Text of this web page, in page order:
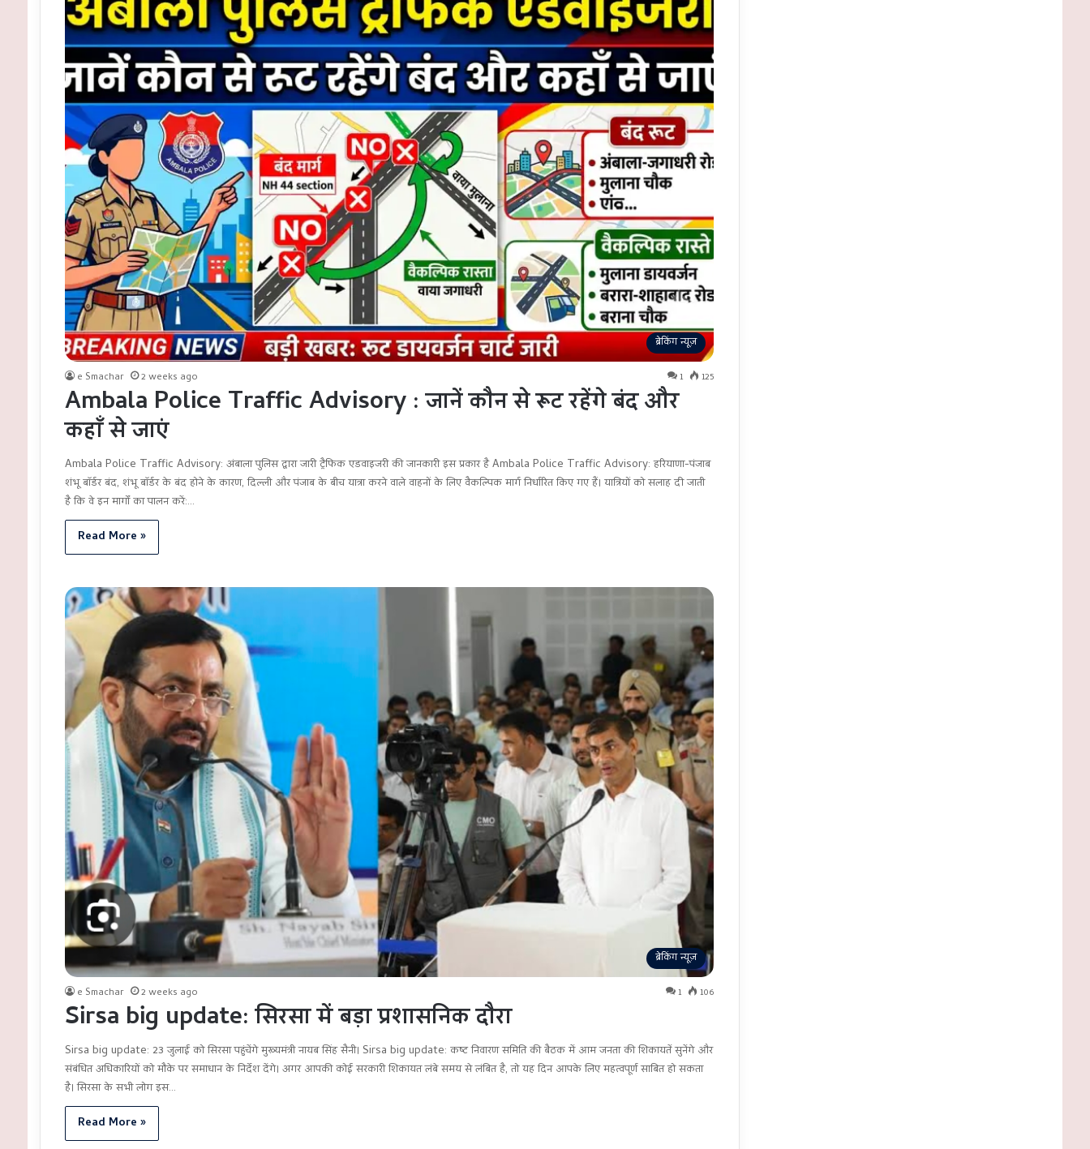
ब्रेकिंग न्यूज़
e Smachar 2 weeks ago 1 125
Ambala Police Traffic Advisory : जानें कौन से रूट रहेंगे बंद और
कहाँ से जाएं
Ambala Police Traffic Advisory: अंबाला पुलिस द्वारा जारी ट्रैफिक एडवाइजरी की जानकारी इस प्रकार है Ambala Police Traffic Advisory: हरियाणा-पंजाब
शंभू बॉर्डर बंद, ​शंभू बॉर्डर के बंद होने के कारण, दिल्ली और पंजाब के बीच यात्रा करने वाले वाहनों के लिए वैकल्पिक मार्ग निर्धारित किए गए हैं। यात्रियों को सलाह दी जाती
है कि वे इन मार्गों का पालन करें:…
Read More »
ब्रेकिंग न्यूज़
e Smachar 2 weeks ago 1 106
Sirsa big update: सिरसा में बड़ा प्रशासनिक दौरा
Sirsa big update: 23 जुलाई को सिरसा पहुंचेंगे मुख्यमंत्री नायब सिंह सैनी। Sirsa big update: कष्ट निवारण समिति की बैठक में आम जनता की शिकायतें सुनेंगे और
संबंधित अधिकारियों को मौके पर समाधान के निर्देश देंगे। अगर आपकी कोई सरकारी शिकायत लंबे समय से लंबित है, तो यह दिन आपके लिए महत्वपूर्ण साबित हो सकता
है। सिरसा के सभी लोग इस…
Read More »